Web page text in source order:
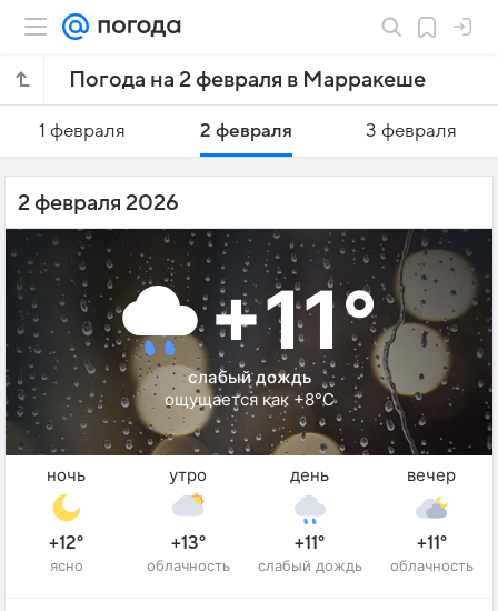
Погода на 2 февраля в Марракеше
1 февраля 2 февраля 3 февраля
2 февраля 2026
+11°
слабый дождь
ощущается как +8°C
ночь
+12°
ясно
утро
+13°
облачность
день
+11°
слабый дождь
вечер
+11°
облачность